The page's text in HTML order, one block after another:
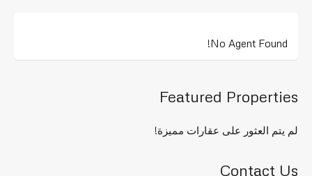
No Agent Found!
Featured Properties
لم يتم العثور على عقارات مميزة!
Contact Us